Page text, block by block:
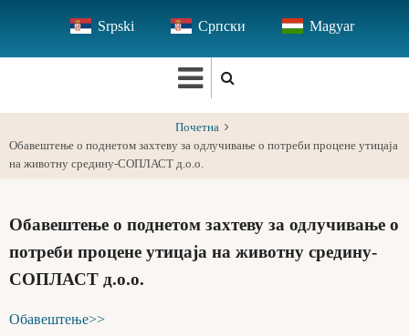
main
Srpski Српски Magyar
Почетна
Обавештење о поднетом захтеву за одлучивање о потреби процене утицаја
на животну средину-СОПЛАСТ д.о.о.
Обавештење о поднетом захтеву за одлучивање о
потреби процене утицаја на животну средину-
СОПЛАСТ д.о.о.
Обавештење>>